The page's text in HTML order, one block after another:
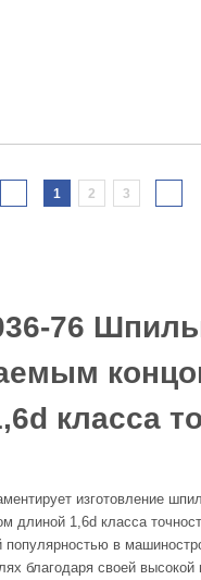
1 2 3
76
класса
изготовление
длиной 1,6d класса
популярностью в
благодаря своей высокой